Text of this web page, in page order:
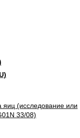
яиц (исследование или
33/08)